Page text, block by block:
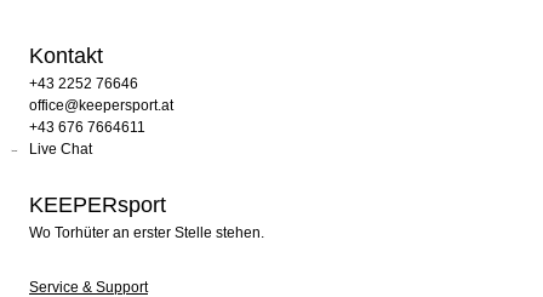
Kontakt
+43 2252 76646
office@keepersport.at
+43 676 7664611
Live Chat
KEEPERsport
Wo Torhüter an erster Stelle stehen.
Service & Support